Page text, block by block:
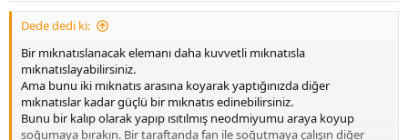
Dede dedi ki:
Bir mıknatıslanacak elemanı daha kuvvetli mıknatısla
mıknatıslayabilirsiniz.
Ama bunu iki mıknatıs arasına koyarak yaptığınızda diğer
mıknatıslar kadar güçlü bir mıknatıs edinebilirsiniz.
Bunu bir kalıp olarak yapıp ısıtılmış neodmiyumu araya koyup
soğumaya bırakın. Bir taraftanda fan ile soğutmaya çalışın diğer